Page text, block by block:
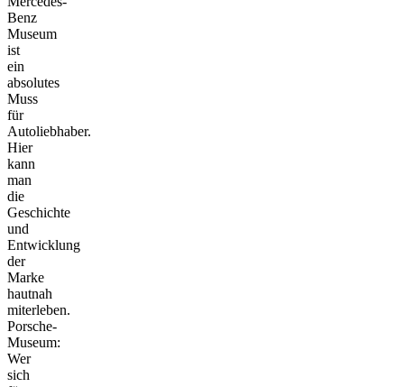
Benz
Museum
ist
ein
absolutes
Muss
für
Autoliebhaber.
Hier
kann
man
die
Geschichte
und
Entwicklung
der
Marke
hautnah
miterleben.
Porsche-
Museum:
Wer
sich